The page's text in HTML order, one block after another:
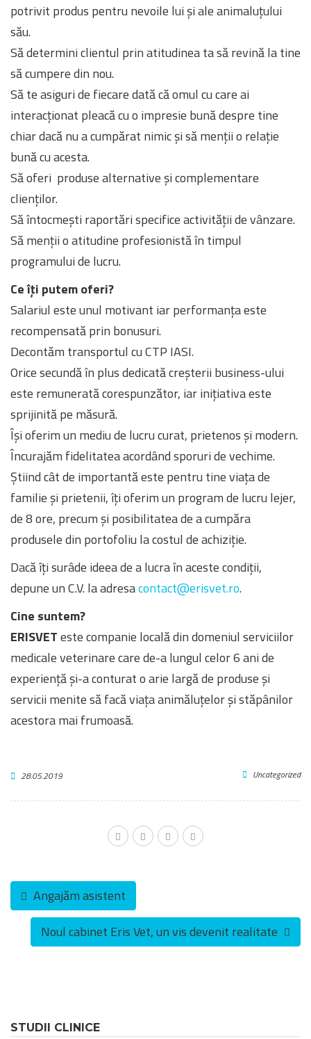
potrivit produs pentru nevoile lui și ale animaluțului
său.
Să determini clientul prin atitudinea ta să revină la tine
să cumpere din nou.
Să te asiguri de fiecare dată că omul cu care ai
interacționat pleacă cu o impresie bună despre tine
chiar dacă nu a cumpărat nimic și să menții o relație
bună cu acesta.
Să oferi produse alternative și complementare
clienţilor.
Să întocmești raportări specifice activității de vânzare.
Să menţii o atitudine profesionistă în timpul
programului de lucru.
Ce îți putem oferi?
Salariul este unul motivant iar performanța este
recompensată prin bonusuri.
Decontăm transportul cu CTP IASI.
Orice secundă în plus dedicată creșterii business-ului
este remunerată corespunzător, iar inițiativa este
sprijinită pe măsură.
Își oferim un mediu de lucru curat, prietenos și modern.
Încurajăm fidelitatea acordând sporuri de vechime.
Știind cât de importantă este pentru tine viaţa de
familie și prietenii, îți oferim un program de lucru lejer,
de 8 ore, precum și posibilitatea de a cumpăra
produsele din portofoliu la costul de achiziție.
Dacă îți surâde ideea de a lucra în aceste condiții,
depune un C.V. la adresacontact@erisvet.ro.
Cine suntem?
ERISVETeste companie locală din domeniul serviciilor
medicale veterinare care de-a lungul celor 6 ani de
experiență și-a conturat o arie largă de produse și
servicii menite să facă viața animăluțelor și stăpânilor
acestora mai frumoasă.
28.05.2019 Uncategorized
Angajăm asistent
Noul cabinet Eris Vet, un vis devenit realitate
STUDII CLINICE